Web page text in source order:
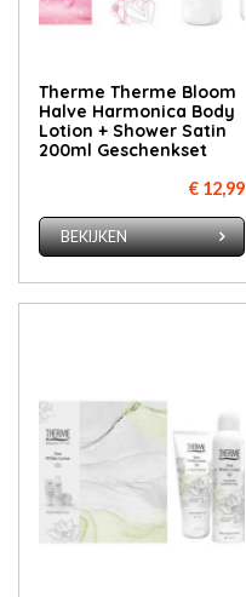
Therme Therme Bloom
Halve Harmonica Body
Lotion + Shower Satin
200ml Geschenkset
€ 12,99
BEKIJKEN